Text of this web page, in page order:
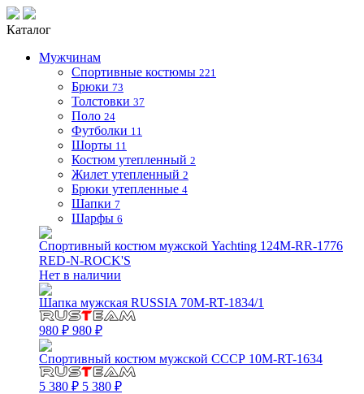
Каталог
Мужчинам
Спортивные костюмы 221
Брюки 73
Толстовки 37
Поло 24
Футболки 11
Шорты 11
Костюм утепленный 2
Жилет утепленный 2
Брюки утепленные 4
Шапки 7
Шарфы 6
Спортивный костюм мужской Yachting 124M-RR-1776
RED-N-ROCK'S
Нет в наличии
Шапка мужская RUSSIA 70M-RT-1834/1
980 ₽ 980 ₽
Спортивный костюм мужской СССР 10M-RT-1634
5 380 ₽ 5 380 ₽